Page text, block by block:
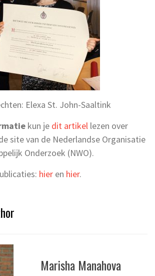
Elexa St. John-Saaltink
kun je dit artikel lezen over
site van de Nederlandse Organisatie
Onderzoek (NWO).
hier en hier.
Marisha Manahova